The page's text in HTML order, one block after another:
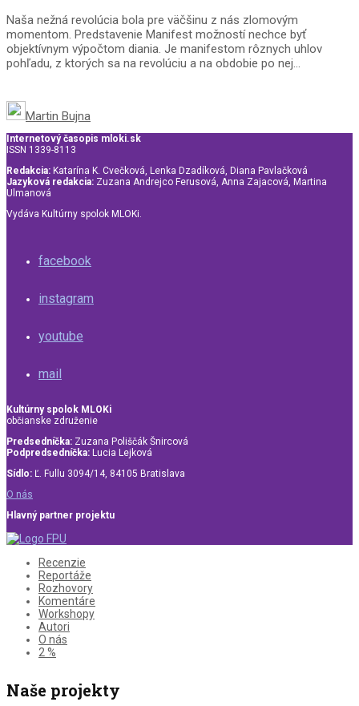
Naša nežná revolúcia bola pre väčšinu z nás zlomovým
momentom. Predstavenie Manifest možností nechce byť
objektívnym výpočtom diania. Je manifestom rôznych uhlov
pohľadu, z ktorých sa na revolúciu a na obdobie po nej...
Martin Bujna
Internetový časopis mloki.sk
ISSN 1339-8113
Redakcia: Katarína K. Cvečková, Lenka Dzadíková, Diana Pavlačková
Jazyková redakcia: Zuzana Andrejco Ferusová, Anna Zajacová, Martina
Ulmanová
Vydáva Kultúrny spolok MLOKi.
facebook
instagram
youtube
mail
Kultúrny spolok MLOKi
občianske združenie
Predsedníčka: Zuzana Poliščák Šnircová
Podpredsedníčka: Lucia Lejková
Sídlo: Ľ. Fullu 3094/14, 84105 Bratislava
O nás
Hlavný partner projektu
Recenzie
Reportáže
Rozhovory
Komentáre
Workshopy
Autori
O nás
2 %
Naše projekty